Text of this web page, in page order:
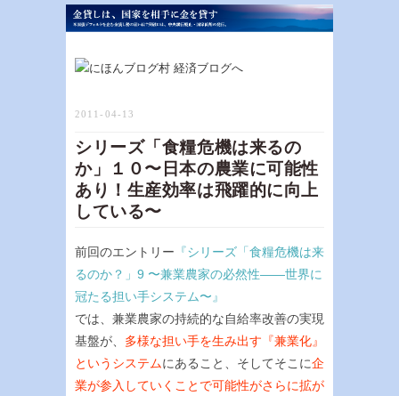
2011-04-13
シリーズ「食糧危機は来るの
か」１０〜日本の農業に可能性
あり！生産効率は飛躍的に向上
している〜
前回のエントリー 『シリーズ「食糧危機は来
るのか？」9 〜兼業農家の必然性——世界に
冠たる担い手システム〜』
では、兼業農家の持続的な自給率改善の実現
基盤が、 多様な担い手を生み出す『兼業化』
というシステムにあること、そしてそこに企
業が参入していくことで可能性がさらに拡が